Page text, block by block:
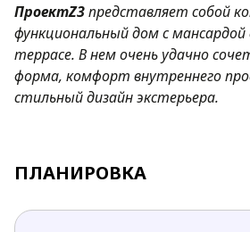
ПроектZ3представляет собой
функциональный дом с
террасе. В нем очень удачно
форма, комфорт внутреннего
стильный дизайн экстерьера.
функциональная,
использование всех
ПЛАНИРОВКА